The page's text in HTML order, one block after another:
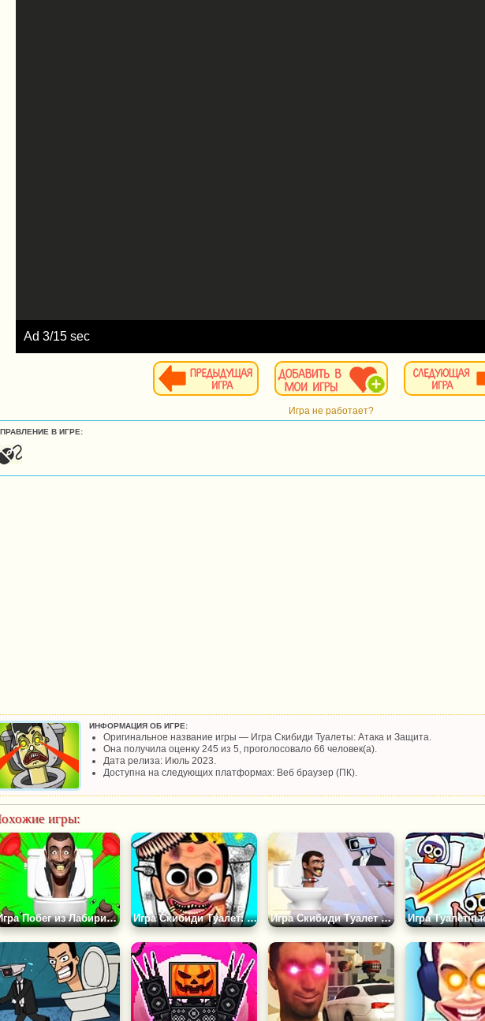
Ad 5/15 sec
Игра не работает?
В ИГРЕ:
ИНФОРМАЦИЯ ОБ ИГРЕ:
Оригинальное название игры — Игра Скибиди Туалеты: Атака и Защита.
Она получила оценку 245 из 5, проголосовало 66 человек(а).
Дата релиза: Июль 2023.
Доступна на следующих платформах: Веб браузер (ПК).
игры:
Игра Побег из Лабиринта Скибиди Туалета Игра Скибиди Туалет: Make up Salon Playtime Игра Скибиди Туалет Перестрелка